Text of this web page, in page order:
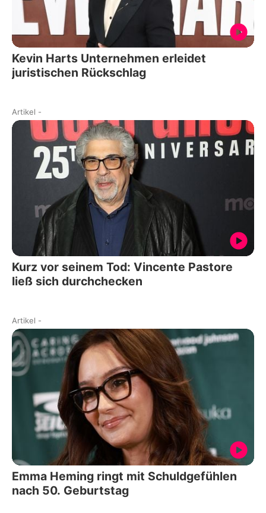
Kevin Harts Unternehmen erleidet
juristischen Rückschlag
Artikel -
Kurz vor seinem Tod: Vincente Pastore
ließ sich durchchecken
Artikel -
Emma Heming ringt mit Schuldgefühlen
nach 50. Geburtstag